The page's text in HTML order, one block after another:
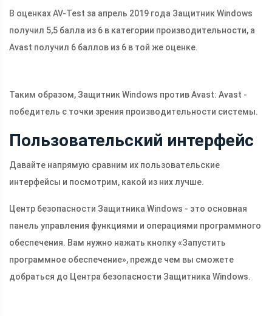
В оценках AV-Test за апрель 2019 года Защитник Windows
получил 5,5 балла из 6 в категории производительности, а
Avast получил 6 баллов из 6 в той же оценке.
Таким образом, Защитник Windows против Avast: Avast -
победитель с точки зрения производительности системы.
Пользовательский интерфейс
Давайте напрямую сравним их пользовательские
интерфейсы и посмотрим, какой из них лучше.
Центр безопасности Защитника Windows - это основная
панель управления функциями и операциями программного
обеспечения. Вам нужно нажать кнопку «Запустить
программное обеспечение», прежде чем вы сможете
добраться до Центра безопасности Защитника Windows.